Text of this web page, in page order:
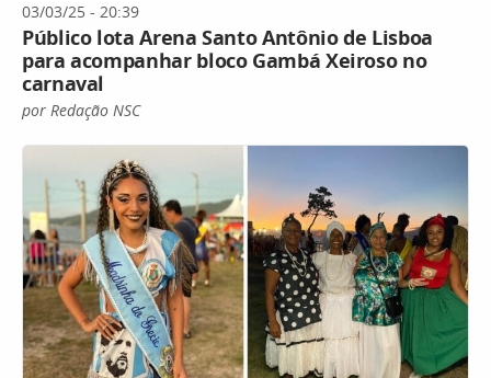
03/03/25 - 20:39
Público lota Arena Santo Antônio de Lisboa
para acompanhar bloco Gambá Xeiroso no
carnaval
por Redação NSC